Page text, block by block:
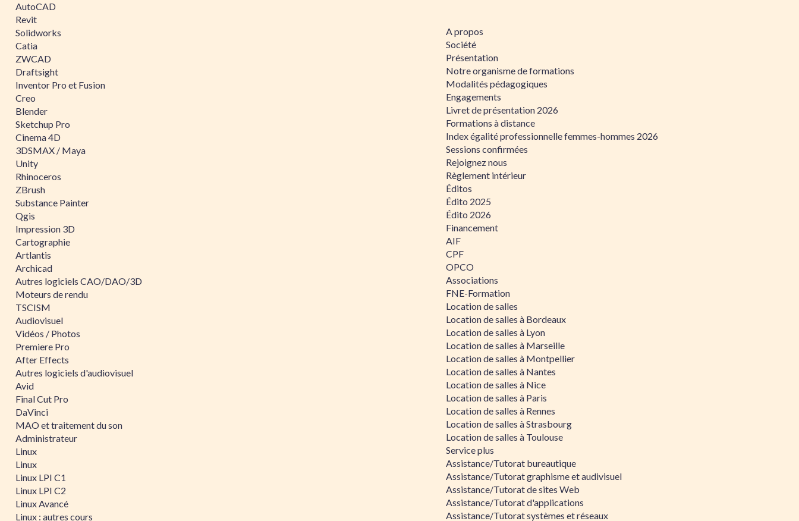
AutoCAD
Revit
Solidworks
Catia
ZWCAD
Draftsight
Inventor Pro et Fusion
Creo
Blender
Sketchup Pro
Cinema 4D
3DSMAX / Maya
Unity
Rhinoceros
ZBrush
Substance Painter
Qgis
Impression 3D
Cartographie
Artlantis
Archicad
Autres logiciels CAO/DAO/3D
Moteurs de rendu
TSCISM
Audiovisuel
Vidéos / Photos
Premiere Pro
After Effects
Autres logiciels d'audiovisuel
Avid
Final Cut Pro
DaVinci
MAO et traitement du son
Administrateur
Linux
Linux
Linux LPI C1
Linux LPI C2
Linux Avancé
Linux : autres cours
A propos
Société
Présentation
Notre organisme de formations
Modalités pédagogiques
Engagements
Livret de présentation 2026
Formations à distance
Index égalité professionnelle femmes-hommes 2026
Sessions confirmées
Rejoignez nous
Règlement intérieur
Éditos
Édito 2025
Édito 2026
Financement
AIF
CPF
OPCO
Associations
FNE-Formation
Location de salles
Location de salles à Bordeaux
Location de salles à Lyon
Location de salles à Marseille
Location de salles à Montpellier
Location de salles à Nantes
Location de salles à Nice
Location de salles à Paris
Location de salles à Rennes
Location de salles à Strasbourg
Location de salles à Toulouse
Service plus
Assistance/Tutorat bureautique
Assistance/Tutorat graphisme et audivisuel
Assistance/Tutorat de sites Web
Assistance/Tutorat d'applications
Assistance/Tutorat systèmes et réseaux